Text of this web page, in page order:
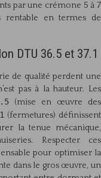
par une crémone 5 à 7
rentable en termes de
DTU 36.5 et 37.1
de qualité perdent une
pas à la hauteur. Les
(mise en œuvre des
(fermetures) définissent
la tenue mécanique,
Respecter ces
pour optimiser la
dans le gros œuvre, un